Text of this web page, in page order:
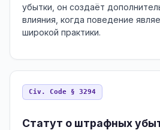
убытки, он создаёт
влияния, когда поведение
широкой практики.
Civ. Code § 3294
Статут о штрафных